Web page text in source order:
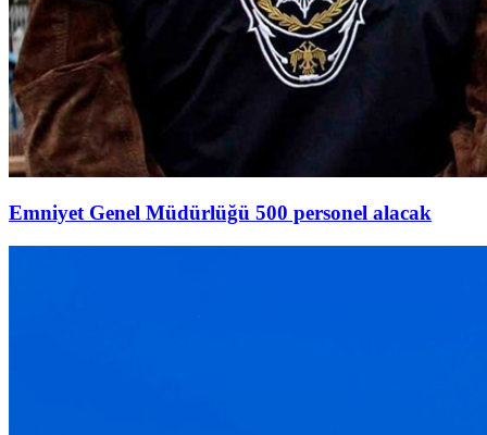
Emniyet Genel Müdürlüğü 500 personel alacak